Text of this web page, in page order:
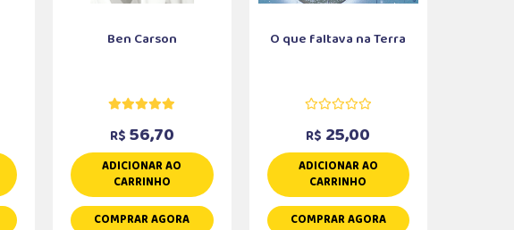
Ben Carson
R$ 56,70
ADICIONAR AO
CARRINHO
COMPRAR AGORA
O que faltava na Terra
R$ 25,00
ADICIONAR AO
CARRINHO
COMPRAR AGORA